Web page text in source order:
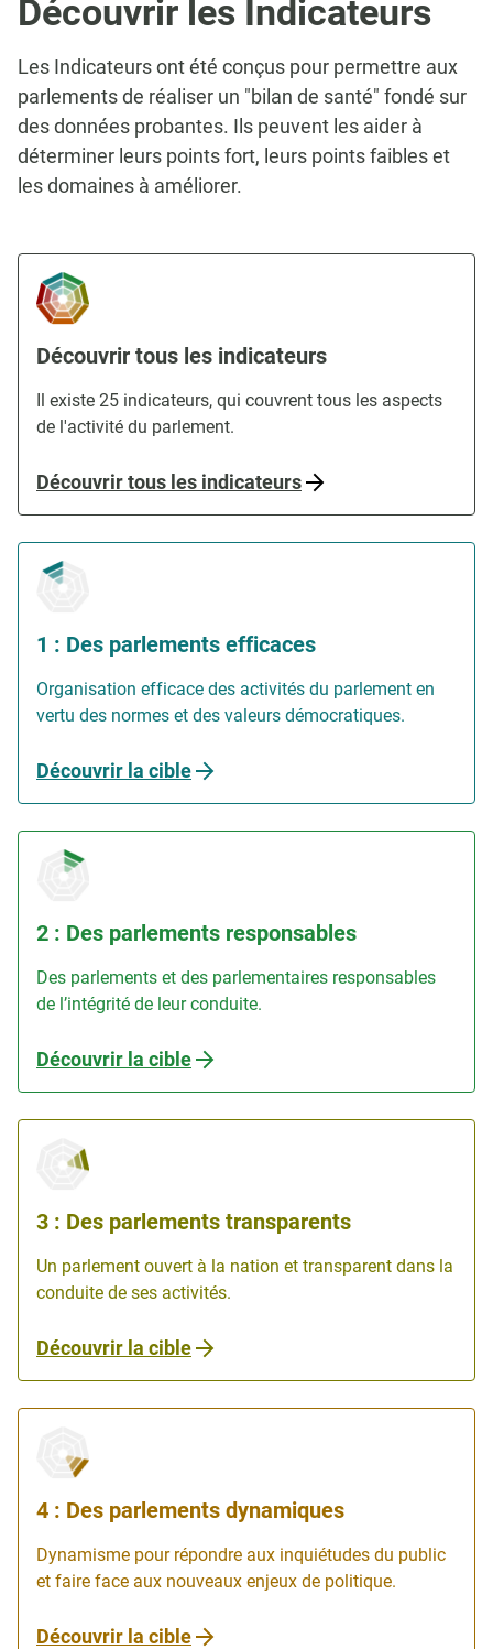
Découvrir les Indicateurs
Les Indicateurs ont été conçus pour permettre aux
parlements de réaliser un "bilan de santé" fondé sur
des données probantes. Ils peuvent les aider à
déterminer leurs points fort, leurs points faibles et
les domaines à améliorer.
Découvrir tous les indicateurs
Il existe 25 indicateurs, qui couvrent tous les aspects
de l'activité du parlement.
Découvrir tous les indicateurs
1 : Des parlements efficaces
Organisation efficace des activités du parlement en
vertu des normes et des valeurs démocratiques.
Découvrir la cible
2 : Des parlements responsables
Des parlements et des parlementaires responsables
de l’intégrité de leur conduite.
Découvrir la cible
3 : Des parlements transparents
Un parlement ouvert à la nation et transparent dans la
conduite de ses activités.
Découvrir la cible
4 : Des parlements dynamiques
Dynamisme pour répondre aux inquiétudes du public
et faire face aux nouveaux enjeux de politique.
Découvrir la cible